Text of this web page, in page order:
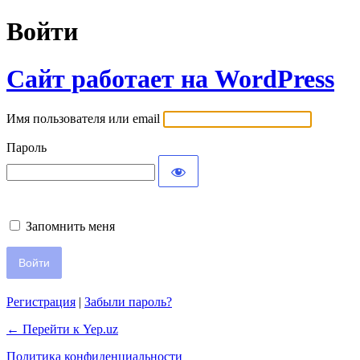
Войти
Сайт работает на WordPress
Имя пользователя или email
Пароль
Запомнить меня
Регистрация | Забыли пароль?
← Перейти к Yep.uz
Политика конфиденциальности